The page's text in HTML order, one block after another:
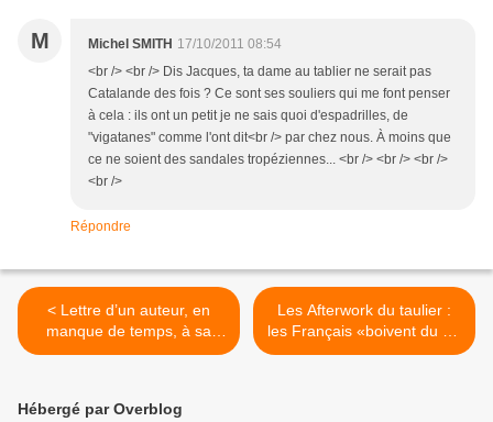
M Michel SMITH 17/10/2011 08:54
<br /> <br /> Dis Jacques, ta dame au tablier ne serait pas
Catalande des fois ? Ce sont ses souliers qui me font penser
à cela : ils ont un petit je ne sais quoi d'espadrilles, de
"vigatanes" comme l'ont dit<br /> par chez nous. À moins que
ce ne soient des sandales tropéziennes... <br /> <br /> <br />
<br />
Répondre
< Lettre d’un auteur, en
manque de temps, à sa
poignée de fidèles lecteurs
Les Afterwork du taulier :
les Français «boivent du vin
au petit déjeuner» par nos
Hébergé par Overblog